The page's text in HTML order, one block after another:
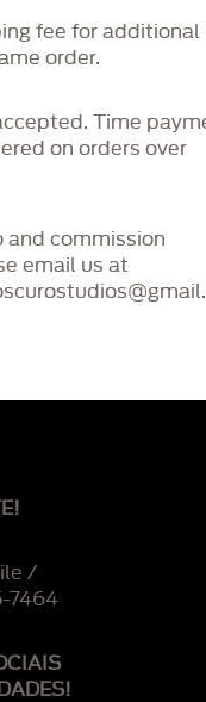
fee for additional
order.
Time
on orders over
and commission
email us at
/
7464